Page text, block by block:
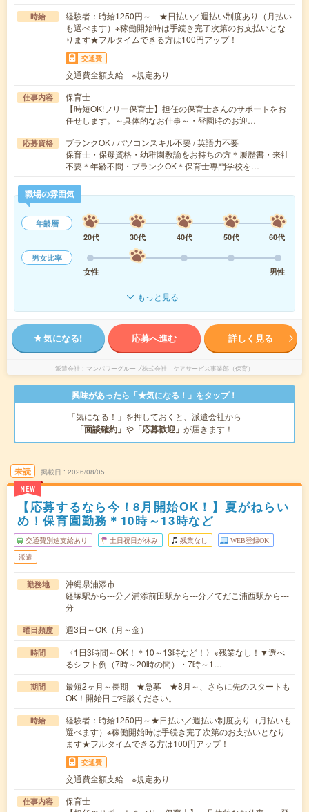
時給
経験者：時給1250円～ ★日払い／週払い制度あり（月払い
も選べます）※稼働開始時は手続き完了次第のお支払いとな
ります★フルタイムできる方は100円アップ！
交通費
交通費全額支給 ※規定あり
仕事内容
保育士
【時短OK!フリー保育士】担任の保育士さんのサポートをお
任せします。～具体的なお仕事～・登園時のお迎…
応募資格
ブランクOK / パソコンスキル不要 / 英語力不要
保育士・保母資格・幼稚園教諭をお持ちの方＊履歴書・来社
不要＊年齢不問・ブランクOK＊保育士専門学校を…
職場の雰囲気
年齢層
20代
30代 40代 50代
60代
男女比率
女性
男性
もっと見る
気になる! 応募へ進む 詳しく見る
派遣会社 マンパワーグループ株式会社 ケアサービス事業部（保育）
興味があったら「★気になる！」をタップ！
「気になる！」を押しておくと、派遣会社から
「面談確約」 や 「応募歓迎」 が届きます！
未読
NEW
掲載日 2026/08/05
【応募するなら今！8月開始OK！】夏がねらい
め！保育園勤務＊10時～13時など
交通費別途支給あり 土日祝日が休み 残業なし WEB登録OK
派遣
勤務地
沖縄県浦添市
経塚駅から---分／浦添前田駅から---分／てだこ浦西駅から---
分
曜日頻度 週3日～OK（月～金）
時間
〈1日3時間～OK！＊10～13時など！〉※残業なし！▼選べ
るシフト例（7時～20時の間）・7時～1…
期間
最短2ヶ月～長期 ★急募 ★8月～、さらに先のスタートも
OK！開始日ご相談ください。
時給
経験者：時給1250円～★日払い／週払い制度あり（月払いも
選べます）※稼働開始時は手続き完了次第のお支払いとなり
ます★フルタイムできる方は100円アップ！
交通費
交通費全額支給 ※規定あり
仕事内容
保育士